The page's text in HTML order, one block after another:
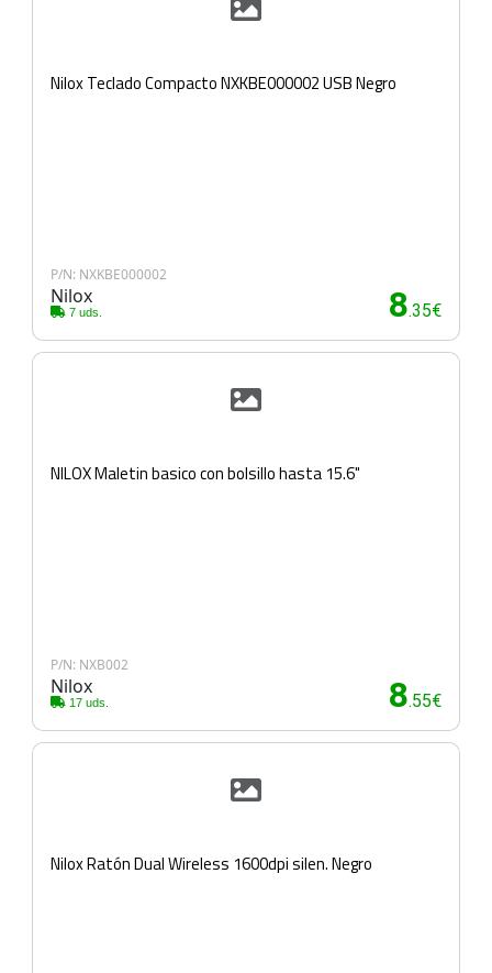
Nilox Teclado Compacto NXKBE000002 USB Negro
P/N: NXKBE000002
Nilox
7 uds. 8.35€
NILOX Maletin basico con bolsillo hasta 15.6"
P/N: NXB002
Nilox
17 uds. 8.55€
Nilox Ratón Dual Wireless 1600dpi silen. Negro